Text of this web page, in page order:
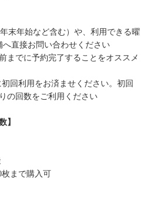
末年始など含む）や、利用できる曜
直接お問い合わせください
までに予約完了することをオススメ
回利用をお済ませください。初回
の回数をご利用ください
】
まで購入可